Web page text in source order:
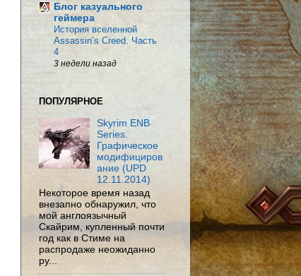
Блог казуального
геймера
История вселенной
Assassin’s Creed. Часть
4
3 недели назад
ПОПУЛЯРНОЕ
Skyrim ENB
Series.
Графическое
модифициров
ание (UPD
12.11.2014)
Некоторое время назад
внезапно обнаружил, что
мой англоязычный
Скайрим, купленный почти
год как в Стиме на
распродаже неожиданно
ру...